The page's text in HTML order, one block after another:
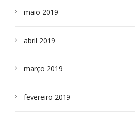
maio 2019
abril 2019
março 2019
fevereiro 2019